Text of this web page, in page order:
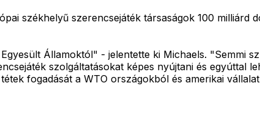
székhelyű szerencsejáték társaságok 100 milliárd
Államoktól" - jelentette ki Michaels. "Semmi
szolgáltatásokat képes nyújtani és egyúttal
fogadását a WTO országokból és amerikai